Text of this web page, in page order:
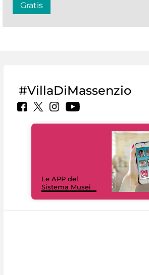
Gratis
#VillaDiMassenzio
Le APP del
Sistema Musei